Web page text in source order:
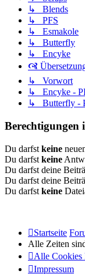
↳ Blends
↳ PFS
↳ Esmakole
↳ Butterfly
↳ Encyke
🙧
↳ Vorwort
↳ Encyke -
↳ Butterfly -
Berechtigungen
Du darfst keine
Du darfst keine
Du darfst deine
Du darfst deine
Du darfst keine
Startseite
Alle Zeiten
Alle Cookies
Impressum